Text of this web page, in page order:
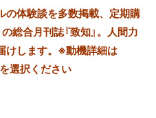
の体験談を多数掲載、定期購
総合月刊誌『致知』。人間力
けします。※動機詳細は
選択ください